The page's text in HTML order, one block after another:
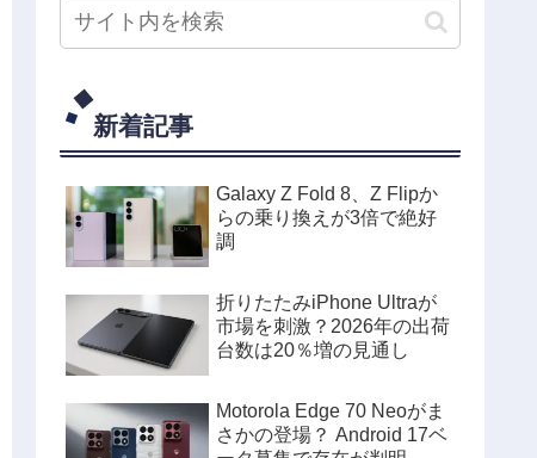
新着記事
Galaxy Z Fold 8、Z Flipか
らの乗り換えが3倍で絶好
調
折りたたみiPhone Ultraが
市場を刺激？2026年の出荷
台数は20％増の見通し
Motorola Edge 70 Neoがま
さかの登場？ Android 17ベ